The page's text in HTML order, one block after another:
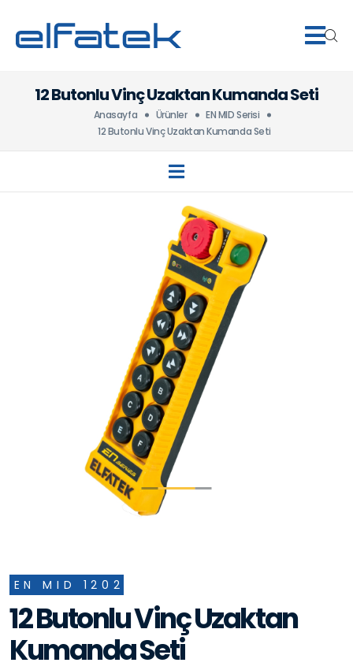
12 Butonlu Vinç Uzaktan Kumanda Seti
Anasayfa Ürünler
EN MID Serisi
12 Butonlu Vinç Uzaktan Kumanda Seti
EN MID 1202
12 Butonlu Vinç Uzaktan
Kumanda Seti